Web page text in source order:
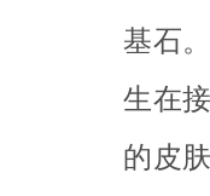
基石
生在
的皮